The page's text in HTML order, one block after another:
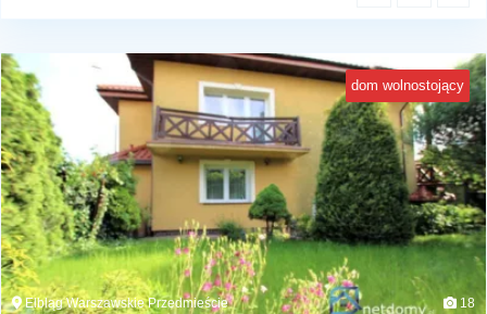
dom wolnostojący
Elbląg Warszawskie Przedmieście 18